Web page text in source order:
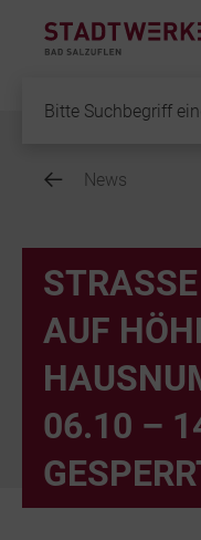
News
STRASSE
UF HÖHE
6.10 –
ESPERRT